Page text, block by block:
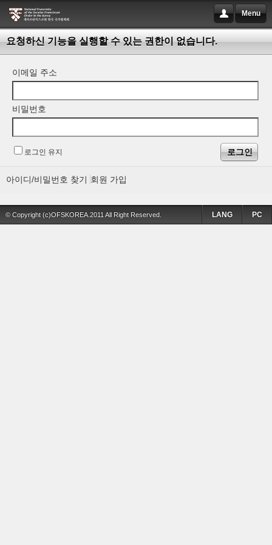
Menu
요청하신 기능을 실행할 수 있는 권한이 없습니다.
이메일 주소
비밀번호
로그인 유지
아이디/비밀번호 찾기 회원 가입
© Copyright (c)OFSKOREA.2011 All Right Reserved. PC
LANG